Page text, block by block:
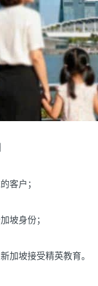
户；
身份；
坡接受精英教育。